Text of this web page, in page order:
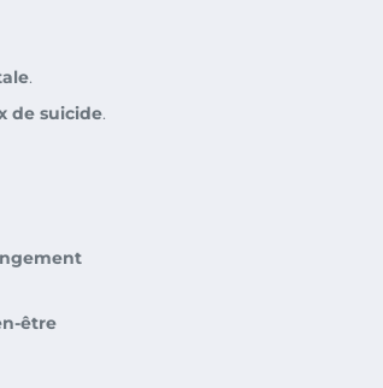
.
de suicide.
être